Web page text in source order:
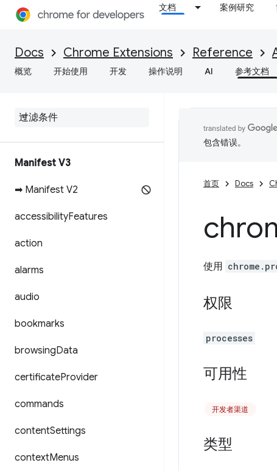
文档 案例研究
Docs Chrome Extensions Reference
概览 开始使用 开发 操作说明 AI 参考文档
Manifest V3
➡ Manifest V2
accessibilityFeatures
action
alarms
audio
bookmarks
browsingData
certificateProvider
commands
contentSettings
contextMenus
包含错误。
首页 Docs
使用
权限
processes
可用性
开发者渠道
类型